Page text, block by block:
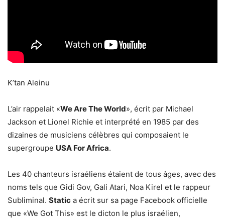
K’tan Aleinu
L’air rappelait «We Are The World», écrit par Michael
Jackson et Lionel Richie et interprété en 1985 par des
dizaines de musiciens célèbres qui composaient le
supergroupe USA For Africa.
Les 40 chanteurs israéliens étaient de tous âges, avec des
noms tels que Gidi Gov, Gali Atari, Noa Kirel et le rappeur
Subliminal. Static a écrit sur sa page Facebook officielle
que «We Got This» est le dicton le plus israélien,